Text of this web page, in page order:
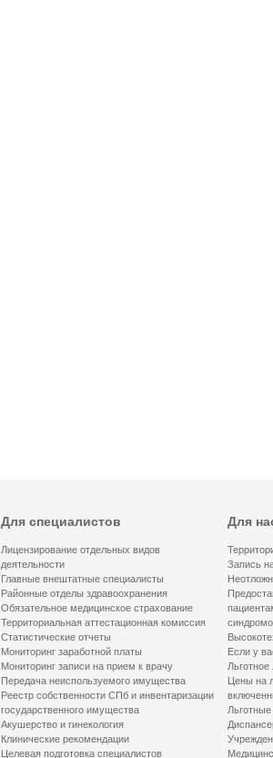
Для специалистов
Лицензирование отдельных видов
деятельности
Главные внештатные специалисты
Районные отделы здравоохранения
Обязательное медицинское страхование
Территориальная аттестационная комиссия
Статистические отчеты
Мониторинг заработной платы
Мониторинг записи на прием к врачу
Передача неиспользуемого имущества
Реестр собственности СПб и инвентаризации
государственного имущества
Акушерство и гинекология
Клинические рекомендации
Целевая подготовка специалистов
Для
Запись
Если у
Цены на
Льготные